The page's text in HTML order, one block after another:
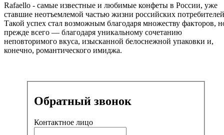
Rafaello - самые известные и любимые конфеты в России, уже
ставшие неотъемлемой частью жизни российских
Такой успех стал возможным благодаря множеству факторов,
прежде всего — благодаря уникальному сочетанию
неповторимого вкуса, изысканной белоснежной упаковки и,
конечно, романтического имиджа.
Обратный звонок
Контактное лицо